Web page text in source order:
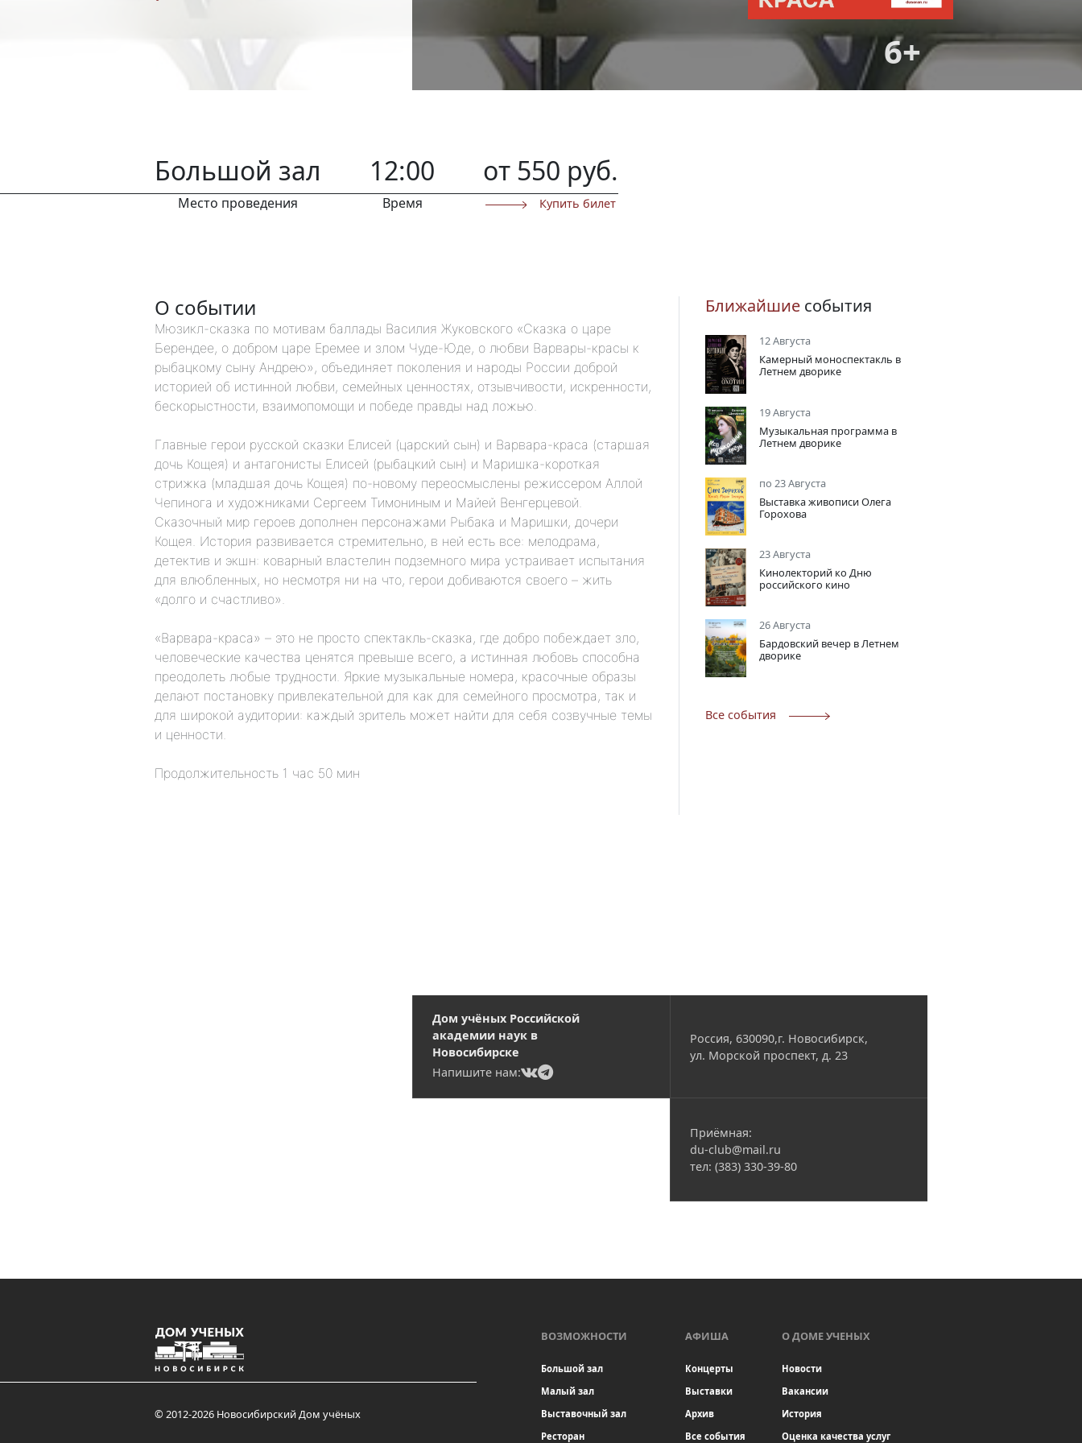
Новости
Наука
О Доме учёных
Виртуальный тур
Контакты
6+
Большой зал
Место проведения
12:00
Время
от 550 руб.
Купить билет
О событии
Мюзикл-сказка по мотивам баллады Василия Жуковского «Сказка о царе
Берендее, о добром царе Еремее и злом Чуде-Юде, о любви Варвары-красы к
рыбацкому сыну Андрею», объединяет поколения и народы России доброй
историей об истинной любви, семейных ценностях, отзывчивости, искренности,
бескорыстности, взаимопомощи и победе правды над ложью.
Главные герои русской сказки Елисей (царский сын) и Варвара-краса (старшая
дочь Кощея) и антагонисты Елисей (рыбацкий сын) и Маришка-короткая
стрижка (младшая дочь Кощея) по-новому переосмыслены режиссером Аллой
Чепинога и художниками Сергеем Тимониным и Майей Венгерцевой.
Сказочный мир героев дополнен персонажами Рыбака и Маришки, дочери
Кощея. История развивается стремительно, в ней есть все: мелодрама,
детектив и экшн: коварный властелин подземного мира устраивает испытания
для влюбленных, но несмотря ни на что, герои добиваются своего – жить
«долго и счастливо».
«Варвара-краса» – это не просто спектакль-сказка, где добро побеждает зло,
человеческие качества ценятся превыше всего, а истинная любовь способна
преодолеть любые трудности. Яркие музыкальные номера, красочные образы
делают постановку привлекательной для как для семейного просмотра, так и
для широкой аудитории: каждый зритель может найти для себя созвучные темы
и ценности.
Продолжительность 1 час 50 мин
Ближайшие события
12 Августа
Камерный моноспектакль в
Летнем дворике
19 Августа
Музыкальная программа в
Летнем дворике
по 23 Августа
Выставка живописи Олега
Горохова
23 Августа
Кинолекторий ко Дню
российского кино
26 Августа
Бардовский вечер в Летнем
дворике
Все события
Дом учёных Российской
академии наук в
Новосибирске
Напишите нам:
(current)
(current)
Россия, 630090,г. Новосибирск,
ул. Морской проспект, д. 23
Приёмная:
du-club@mail.ru
тел: (383) 330-39-80
© 2012-2026 Новосибирский Дом учёных
ВОЗМОЖНОСТИ
Большой зал
Малый зал
Выставочный зал
Ресторан
АФИША
Концерты
Выставки
Архив
Все события
О ДОМЕ УЧЕНЫХ
Новости
Вакансии
История
Оценка качества услуг